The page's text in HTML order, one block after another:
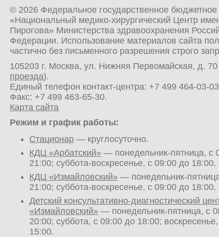
© 2026 Федеральное государственное
«Национальный медико-хирургический Центр
Пирогова» Министерства здравоохранения
Федерации. Использование материалов сайта
частично без письменного разрешения строго
105203 г. Москва, ул. Нижняя Первомайская, д.
проезда).
Единый телефон контакт-центра: +7 499 464-03-03
Факс: +7 499 463-65-30.
Карта сайта
Режим и график работы:
Стационар — круглосуточно.
КДЦ «Арбатский» — понедельник-пятница, с
21:00; суббота-воскресенье, с 09:00 до 18:00.
КДЦ «Измайловский» — понедельник-
21:00; суббота-воскресенье, с 09:00 до 18:00.
Детский консультативно-диагностический
«Измайловский» — понедельник-пятница, с
20:00; суббота, с 09:00 до 18:00;
15:00.